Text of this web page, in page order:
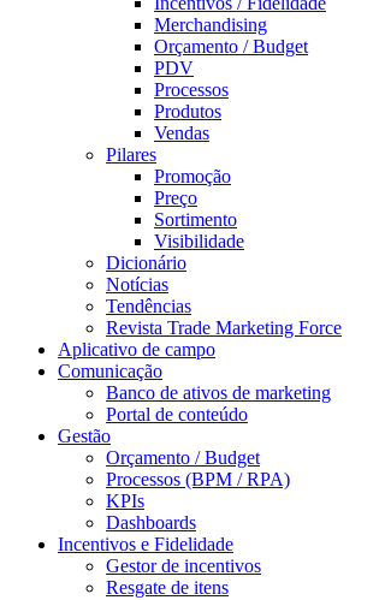
Merchandising
Orçamento / Budget
PDV
Processos
Produtos
Vendas
Pilares
Promoção
Preço
Sortimento
Visibilidade
Dicionário
Notícias
Tendências
Revista Trade Marketing Force
Aplicativo de campo
Comunicação
Banco de ativos de marketing
Portal de conteúdo
Gestão
Orçamento / Budget
Processos (BPM / RPA)
KPIs
Dashboards
Incentivos e Fidelidade
Gestor de incentivos
Resgate de itens